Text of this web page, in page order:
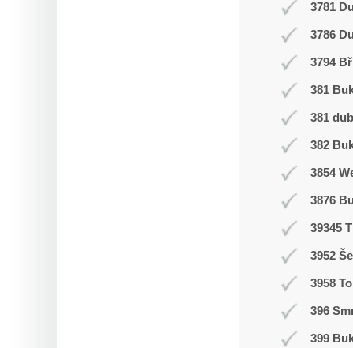
3781
3786
3794
381
381 dub
382
3854
3876
39345
3952
3958
396
399